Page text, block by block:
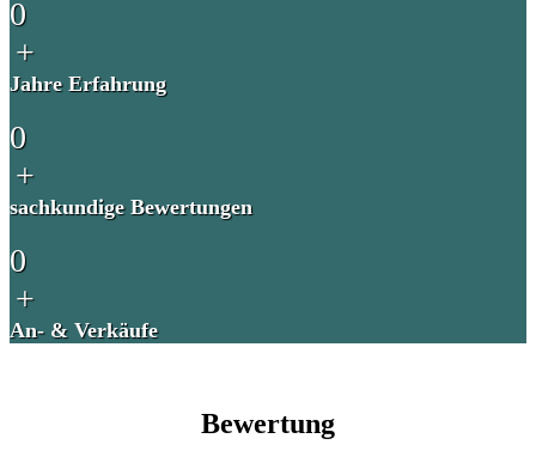
0
+
Jahre Erfahrung
0
+
sachkundige Bewertungen
0
+
An- & Verkäufe
Bewertung